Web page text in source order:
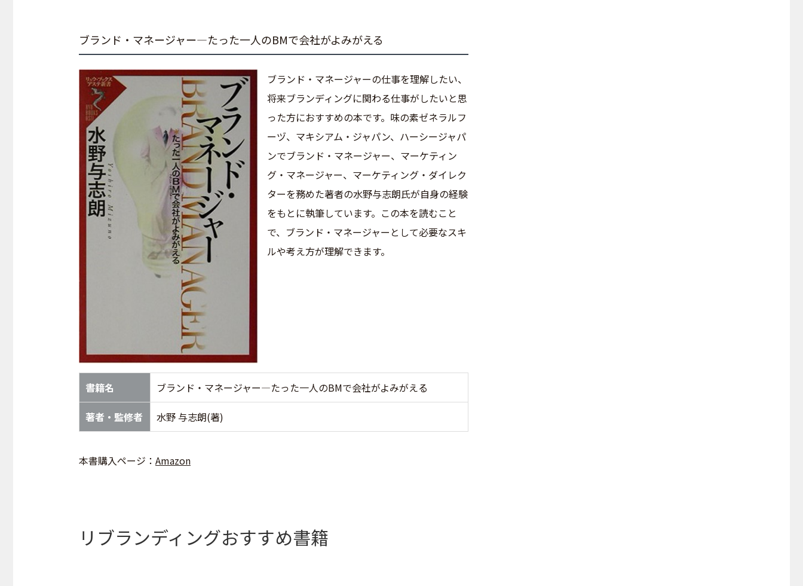
ブランド・マネージャー―たった一人のBMで会社がよみがえる
ブランド・マネージャーの仕事を理解したい、
将来ブランディングに関わる仕事がしたいと思
った方におすすめの本です。味の素ゼネラルフ
ーヅ、マキシアム・ジャパン、ハーシージャパ
ンでブランド・マネージャー、マーケティン
グ・マネージャー、マーケティング・ダイレク
ターを務めた著者の水野与志朗氏が自身の経験
をもとに執筆しています。この本を読むこと
で、ブランド・マネージャーとして必要なスキ
ルや考え方が理解できます。
書籍名 ブランド・マネージャー―たった一人のBMで会社がよみがえる
著者・監修者 水野 与志朗(著)
本書購入ページ： Amazon
リブランディングおすすめ書籍